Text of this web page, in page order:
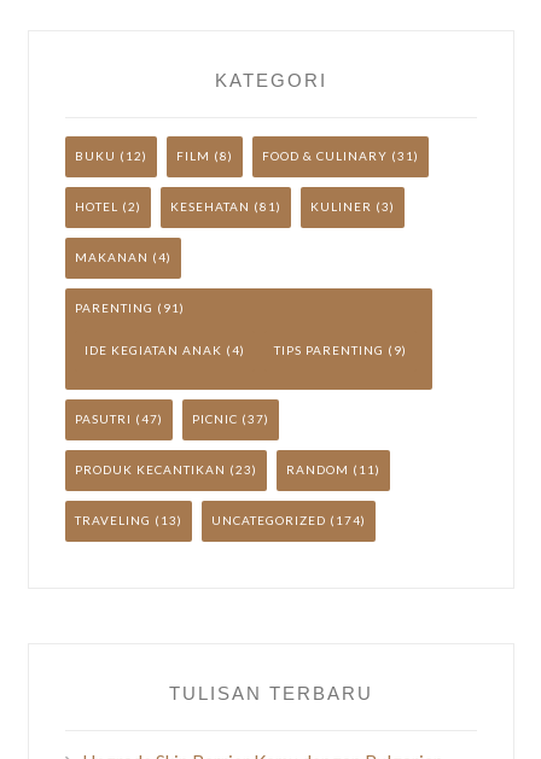
KATEGORI
BUKU (12) FILM (8) FOOD & CULINARY (31)
HOTEL (2) KESEHATAN (81) KULINER (3)
MAKANAN (4)
PARENTING (91)
IDE KEGIATAN ANAK (4) TIPS PARENTING (9)
PASUTRI (47) PICNIC (37)
PRODUK KECANTIKAN (23) RANDOM (11)
TRAVELING (13) UNCATEGORIZED (174)
TULISAN TERBARU